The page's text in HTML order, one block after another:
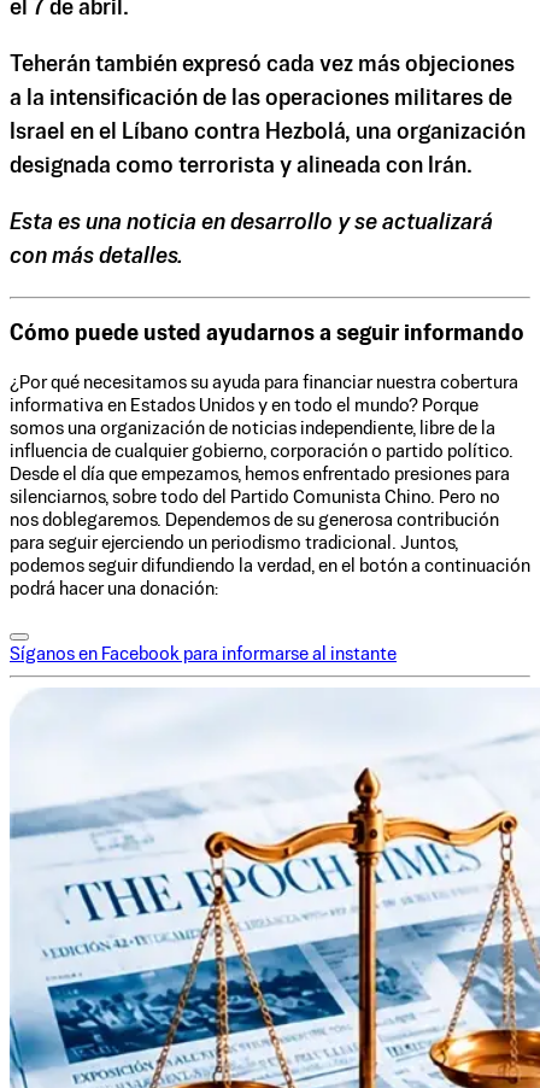
el 7 de abril.
Teherán también expresó cada vez más objeciones
a la intensificación de las operaciones militares de
Israel en el Líbano contra Hezbolá, una organización
designada como terrorista y alineada con Irán.
Esta es una noticia en desarrollo y se actualizará
con más detalles.
Cómo puede usted ayudarnos a seguir informando
¿Por qué necesitamos su ayuda para financiar nuestra cobertura
informativa en Estados Unidos y en todo el mundo? Porque
somos una organización de noticias independiente, libre de la
influencia de cualquier gobierno, corporación o partido político.
Desde el día que empezamos, hemos enfrentado presiones para
silenciarnos, sobre todo del Partido Comunista Chino. Pero no
nos doblegaremos. Dependemos de su generosa contribución
para seguir ejerciendo un periodismo tradicional. Juntos,
podemos seguir difundiendo la verdad, en el botón a continuación
podrá hacer una donación:
Síganos en Facebook para informarse al instante